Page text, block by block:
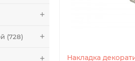
(728)
Накладка